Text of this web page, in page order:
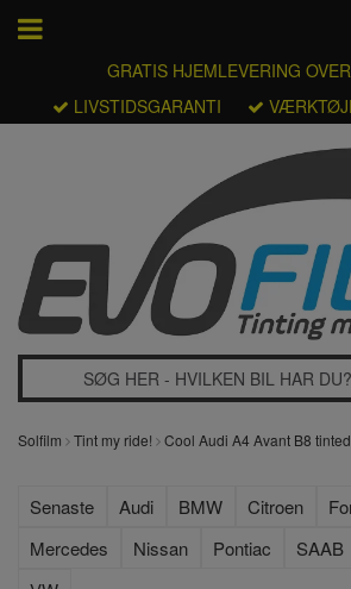
GRATIS HJEMLEVERING
LIVSTIDSGARANTI
Solfilm Tint my ride! Cool Audi A4 Avant B8
Senaste Audi BMW Citroen
Mercedes
Nissan Pontiac SAAB